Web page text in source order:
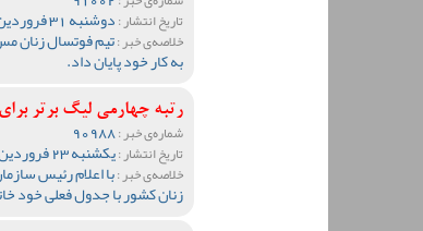
تاریخ انتشار :دوشنبه 31 فروردین ماه 1405 ساعت 10:02
خلاصه‌ی خبر :تیم فوتسال زنان
به کار خود پایان داد.
رتبه چهارمی لیگ برتر
شماره‌ی خبر :90988
تاریخ انتشار :یکشنبه 23 فروردین ماه 1405 ساعت 10:02
خلاصه‌ی خبر :با اعلام رئیس
زنان کشور با جدول فعلی خود